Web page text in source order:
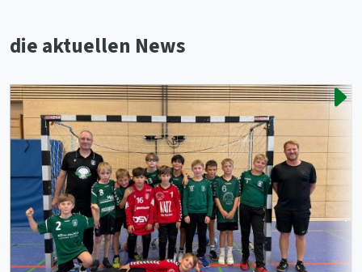
die aktuellen News